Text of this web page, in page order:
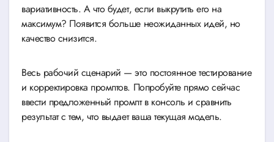
вариативность. А что будет, если выкрутить его на
максимум? Появится больше неожиданных идей, но
качество снизится.
Весь рабочий сценарий — это постоянное тестирование
и корректировка промптов. Попробуйте прямо сейчас
ввести предложенный промпт в консоль и сравнить
результат с тем, что выдает ваша текущая модель.